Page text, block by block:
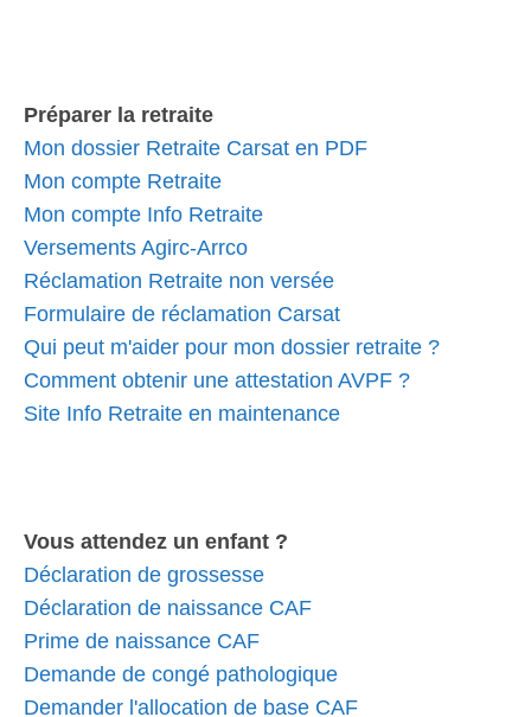
Préparer la retraite
Mon dossier Retraite Carsat en PDF
Mon compte Retraite
Mon compte Info Retraite
Versements Agirc-Arrco
Réclamation Retraite non versée
Formulaire de réclamation Carsat
Qui peut m'aider pour mon dossier retraite ?
Comment obtenir une attestation AVPF ?
Site Info Retraite en maintenance
Vous attendez un enfant ?
Déclaration de grossesse
Déclaration de naissance CAF
Prime de naissance CAF
Demande de congé pathologique
Demander l'allocation de base CAF